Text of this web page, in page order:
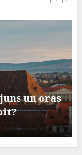
un oras